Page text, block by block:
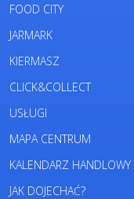
FOOD CITY
JARMARK
KIERMASZ
CLICK&COLLECT
USŁUGI
MAPA CENTRUM
KALENDARZ HANDLOWY
JAK DOJECHAĆ?